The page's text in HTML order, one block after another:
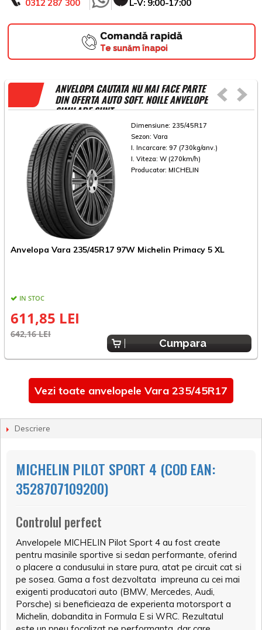
0312 287 300 L-V: 9:00-17:00
Comandă rapidă
Te sunăm înapoi
ANVELOPA CAUTATA NU MAI FACE PARTE
DIN OFERTA AUTO SOFT. NOILE ANVELOPE
SIMILARE SUNT
Dimensiune: 235/45R17
Sezon: Vara
I. Incarcare: 97 (730kg/anv.)
I. Viteza: W (270km/h)
Producator: MICHELIN
Anvelopa Vara 235/45R17 97W Michelin Primacy 5 XL
IN STOC
611,85 LEI
642,16 LEI
Cumpara
Vezi toate anvelopele Vara 235/45R17
Descriere
MICHELIN PILOT SPORT 4 (COD EAN:
3528707109200)
Controlul perfect
Anvelopele MICHELIN Pilot Sport 4 au fost create
pentru masinile sportive si sedan performante, oferind
o placere a condusului in stare pura, atat pe circuit cat si
pe sosea. Gama a fost dezvoltata impreuna cu cei mai
exigenti producatori auto (BMW, Mercedes, Audi,
Porsche) si beneficieaza de experienta motorsport a
Michelin, dobandita in Formula E si WRC. Rezultatul